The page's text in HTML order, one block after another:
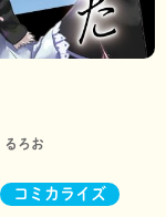
るろお
コミカライズ